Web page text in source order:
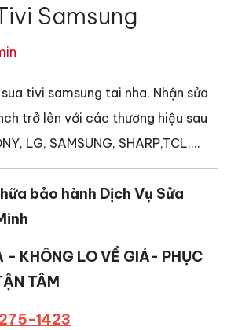
Samsung
tivi samsung tai nha. Nhận sửa
trở lên với các thương hiệu sau
LG, SAMSUNG, SHARP,TCL....
bảo hành Dịch Vụ Sửa
– KHÔNG LO VỀ GIÁ- PHỤC
TÂM
1423